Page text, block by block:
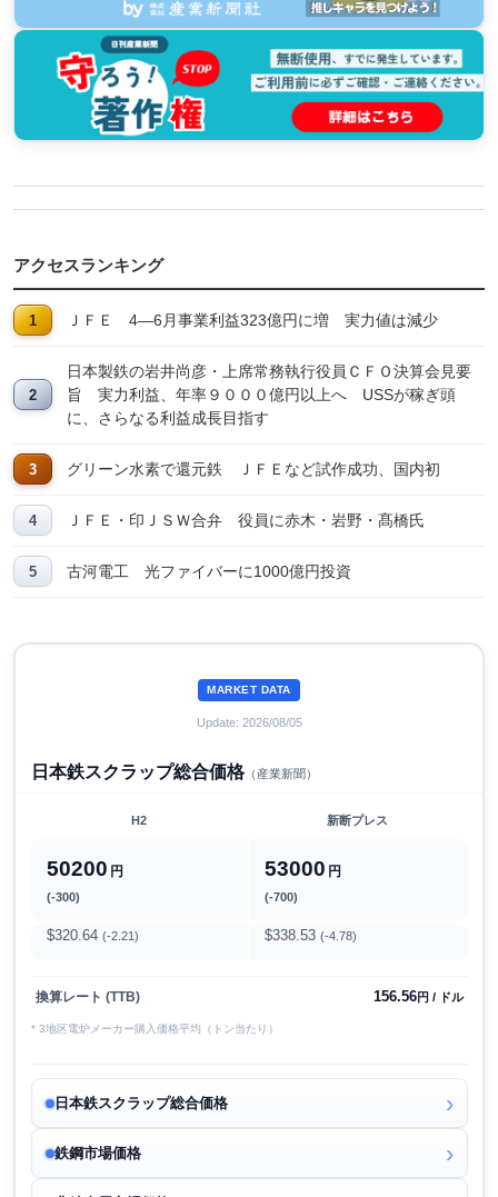
アクセスランキング
ＪＦＥ 4―6月事業利益323億円に増 実力値は減少
日本製鉄の岩井尚彦・上席常務執行役員ＣＦＯ決算会見要
旨 実力利益、年率９０００億円以上へ USSが稼ぎ頭
に、さらなる利益成長目指す
グリーン水素で還元鉄 ＪＦＥなど試作成功、国内初
ＪＦＥ・印ＪＳＷ合弁 役員に赤木・岩野・髙橋氏
古河電工 光ファイバーに1000億円投資
MARKET DATA
Update: 2026/08/05
日本鉄スクラップ総合価格（産業新聞）
H2 新断プレス
50200 円
(-300)
53000 円
(-700)
$320.64 (-2.21) $338.53 (-4.78)
換算レート (TTB) 156.56円 / ドル
* 3地区電炉メーカー購入価格平均（トン当たり）
日本鉄スクラップ総合価格
鉄鋼市場価格